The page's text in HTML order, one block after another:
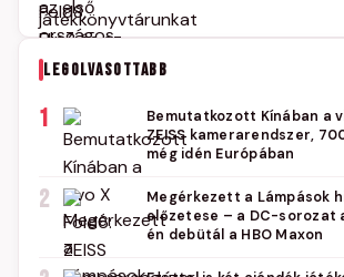
LEGOLVASOTTABB
1
Bemutatkozott Kínában a
ZEISS kamerarendszer,
még idén Európában
2
Megérkezett a Lámpások
előzetese – a DC-sorozat
én debütál a HBO Maxon